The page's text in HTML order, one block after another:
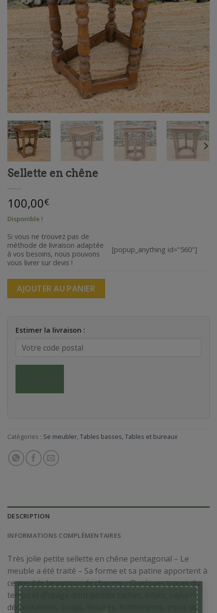
×
Sellette en chêne
100,00€
Disponible !
Si vous ne trouvez pas de
méthode de livraison adaptée
à vos besoins, nous pouvons
vous livrer sur devis !
[popup_anything id="560"]
AJOUTER AU PANIER
Estimer la livraison :
Catégories : Se meubler, Tables basses, Tables et bureaux
DESCRIPTION
INFORMATIONS COMPLÉMENTAIRES
Très jolie petite sellette en chêne pentagonal – Le
meuble a été traité – Sa forme et sa patine apportent à
ce meuble beaucoup de charme – Quelques traces du
temps et d’usage dont petites taches, éclats, rayures,
décolorations, coups, fissures, frottements, trous de